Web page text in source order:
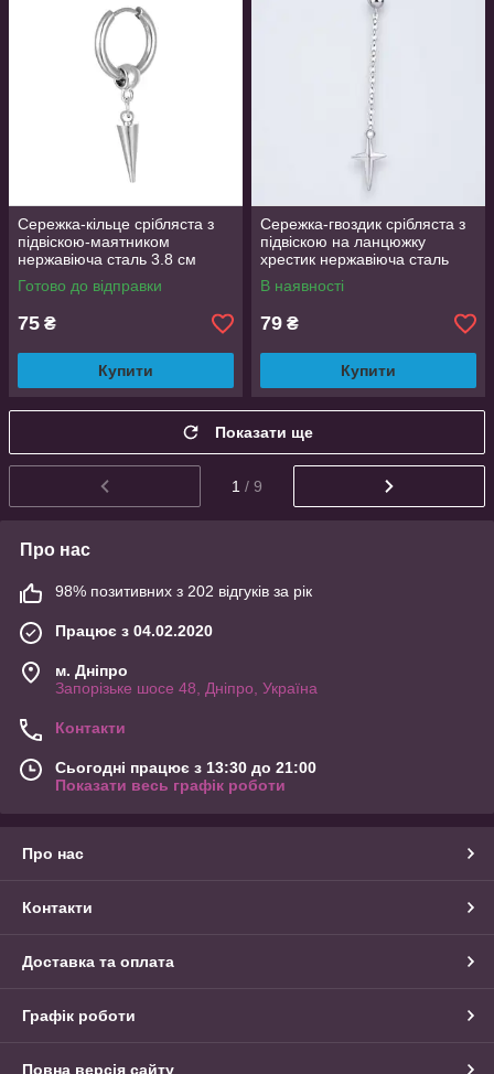
Сережка-кільце срібляста з
підвіскою-маятником
нержавіюча сталь 3.8 см
OrnatusDivinus772
Готово до відправки
75 ₴
Купити
Сережка-гвоздик срібляста з
підвіскою на ланцюжку
хрестик нержавіюча сталь
В наявності
79 ₴
Купити
Показати ще
1 / 9
Про нас
98% позитивних з 202 відгуків за рік
Працює з 04.02.2020
м. Дніпро
Запорізьке шосе 48, Дніпро, Україна
Контакти
Сьогодні працює з 13:30 до 21:00
Показати весь графік роботи
Про нас
Контакти
Доставка та оплата
Графік роботи
Повна версія сайту